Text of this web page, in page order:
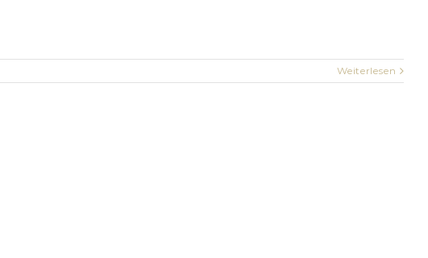
Weiterlesen